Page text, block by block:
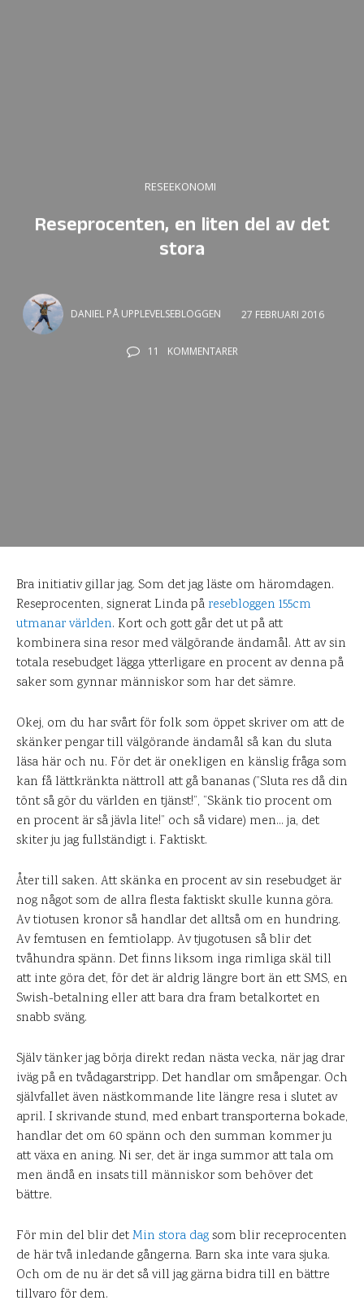
RESEEKONOMI
Reseprocenten, en liten del av det
stora
DANIEL PÅ UPPLEVELSEBLOGGEN 27 FEBRUARI 2016
11 KOMMENTARER
Bra initiativ gillar jag. Som det jag läste om häromdagen.
Reseprocenten, signerat Linda på resebloggen 155cm
utmanar världen. Kort och gott går det ut på att
kombinera sina resor med välgörande ändamål. Att av sin
totala resebudget lägga ytterligare en procent av denna på
saker som gynnar människor som har det sämre.
Okej, om du har svårt för folk som öppet skriver om att de
skänker pengar till välgörande ändamål så kan du sluta
läsa här och nu. För det är onekligen en känslig fråga som
kan få lättkränkta nättroll att gå bananas (”Sluta res då din
tönt så gör du världen en tjänst!”, ”Skänk tio procent om
en procent är så jävla lite!” och så vidare) men… ja, det
skiter ju jag fullständigt i. Faktiskt.
Åter till saken. Att skänka en procent av sin resebudget är
nog något som de allra flesta faktiskt skulle kunna göra.
Av tiotusen kronor så handlar det alltså om en hundring.
Av femtusen en femtiolapp. Av tjugotusen så blir det
tvåhundra spänn. Det finns liksom inga rimliga skäl till
att inte göra det, för det är aldrig längre bort än ett SMS, en
Swish-betalning eller att bara dra fram betalkortet en
snabb sväng.
Själv tänker jag börja direkt redan nästa vecka, när jag drar
iväg på en tvådagarstripp. Det handlar om småpengar. Och
självfallet även nästkommande lite längre resa i slutet av
april. I skrivande stund, med enbart transporterna bokade,
handlar det om 60 spänn och den summan kommer ju
att växa en aning. Ni ser, det är inga summor att tala om
men ändå en insats till människor som behöver det
bättre.
För min del blir detMin stora dagsom blir receprocenten
de här två inledande gångerna. Barn ska inte vara sjuka.
Och om de nu är det så vill jag gärna bidra till en bättre
tillvaro för dem.